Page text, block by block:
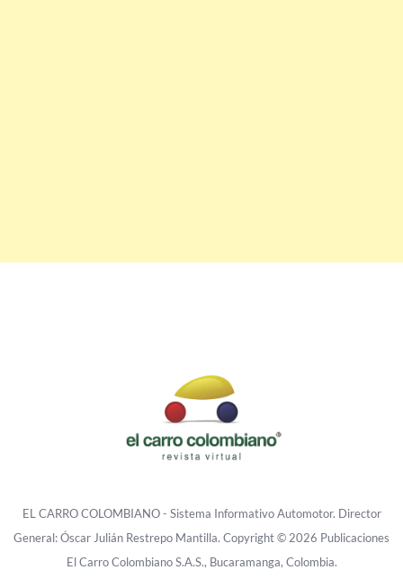
EL CARRO COLOMBIANO - Sistema Informativo Automotor. Director
General: Óscar Julián Restrepo Mantilla. Copyright © 2026 Publicaciones
El Carro Colombiano S.A.S., Bucaramanga, Colombia.